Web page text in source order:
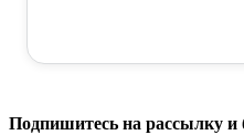
Подпишитесь на рассылку и